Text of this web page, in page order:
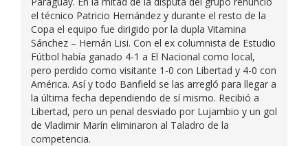
el técnico Patricio Hernández y durante el resto de la
Copa el equipo fue dirigido por la dupla Vitamina
Sánchez – Hernán Lisi. Con el ex columnista de Estudio
Fútbol había ganado 4-1 a El Nacional como local,
pero perdido como visitante 1-0 con Libertad y 4-0 con
América. Así y todo Banfield se las arregló para llegar a
la última fecha dependiendo de sí mismo. Recibió a
Libertad, pero un penal desviado por Lujambio y un gol
de Vladimir Marín eliminaron al Taladro de la
competencia.